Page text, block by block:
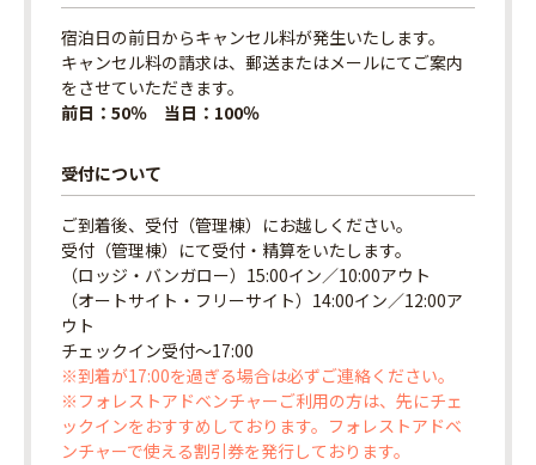
宿泊日の前日からキャンセル料が発生いたします。
キャンセル料の請求は、郵送またはメールにてご案内
をさせていただきます。
前日：50％ 当日：100％
受付について
ご到着後、受付（管理棟）にお越しください。
受付（管理棟）にて受付・精算をいたします。
（ロッジ・バンガロー）15:00イン／10:00アウト
（オートサイト・フリーサイト）14:00イン／12:00ア
ウト
チェックイン受付〜17:00
※到着が17:00を過ぎる場合は必ずご連絡ください。
※フォレストアドベンチャーご利用の方は、先にチェ
ックインをおすすめしております。フォレストアドベ
ンチャーで使える割引券を発行しております。